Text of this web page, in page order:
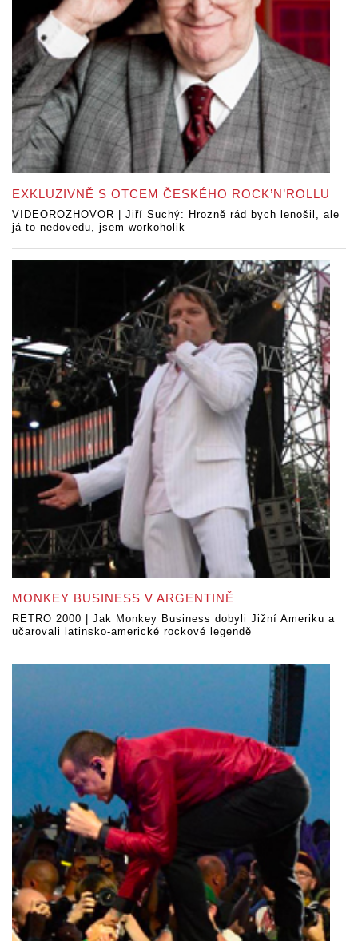
EXKLUZIVNĚ S OTCEM ČESKÉHO ROCK’N’ROLLU
VIDEOROZHOVOR | Jiří Suchý: Hrozně rád bych lenošil, ale
já to nedovedu, jsem workoholik
MONKEY BUSINESS V ARGENTINĚ
RETRO 2000 | Jak Monkey Business dobyli Jižní Ameriku a
učarovali latinsko-americké rockové legendě